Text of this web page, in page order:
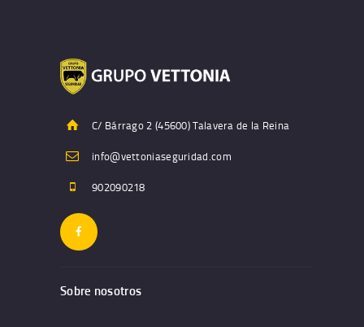
C/ Bárrago 2 (45600) Talavera de la Reina
info@vettoniaseguridad.com
902090218
Sobre nosotros